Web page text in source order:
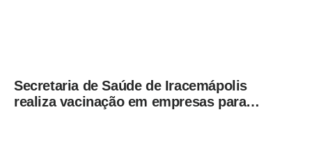
Secretaria de Saúde de Iracemápolis
realiza vacinação em empresas para